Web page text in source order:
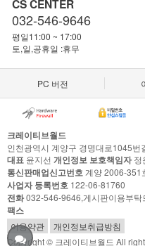
CS CENTER
032-546-9646
평일11:00 ~ 17:00
토,일,공휴일 :휴무
PC 버전
크레이티브월드
인천광역시 계양구 경명대로1045번
대표 윤지선 개인정보 보호책임자정
통신판매업신고번호 계양 2006-351
사업자 등록번호 122-06-81760
전화032-546-9646,게시판이용부탁
팩스
이용약관
개인정보취급방침
Copyright © 크레이티브월드 All